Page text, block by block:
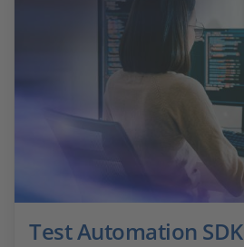
Test Automation SDK